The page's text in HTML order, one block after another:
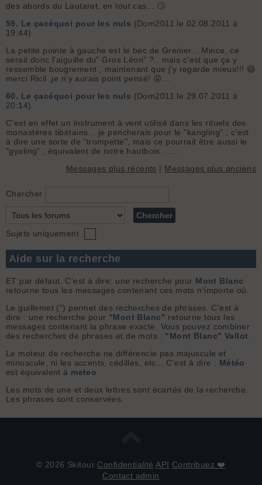
des abords du Lautaret, en tout cas... 🙄
59. Le çacéquoi pour les nuls (Dom2011 le 02.08.2011 à
19:44)
La petite pointe à gauche est le bec de Grenier... Mince, ce
serait donc l'aiguille du" Gros Léon" ?.. mais c'est que ça y
ressemble bougrement , maintenant que j'y regarde mieux!!! 😄
merci Ricil ,je n'y aurais point pensé! 😜...
60. Le çacéquoi pour les nuls (Dom2011 le 29.07.2011 à
20:14)
C'est en effet un instrument à vent utilisé dans les rituels des
monastères tibétains... je pencherais pour le "kangling" , c'est
à dire une sorte de "trompette", mais ce pourrait être aussi le
"gyaling" , équivalent de notre hautbois ......
Messages plus récents | Messages plus anciens
Chercher
Sujets uniquement
Aide sur la recherche
ET par défaut. C'est à dire: une recherche pour Mont Blanc
retourne tous les messages contenant ces mots n'importe où.
Le guillemet (") permet des recherches de phrases. C'est à
dire : une recherche pour "Mont Blanc" retourne tous les
messages contenant la phrase exacte. Vous pouvez combiner
des recherches de phrases et de mots : "Mont Blanc" Vallot
Le moteur de recherche ne différencie pas majuscule et
minuscule, ni les accents, cédilles, etc... C'est à dire : Météo
est équivalent à meteo
Les mots de une et deux lettres sont écartés de la recherche.
Les phrases sont conservées.
© 2026 Skitour Confidentialité API Contribuez ❤️
Contact admin